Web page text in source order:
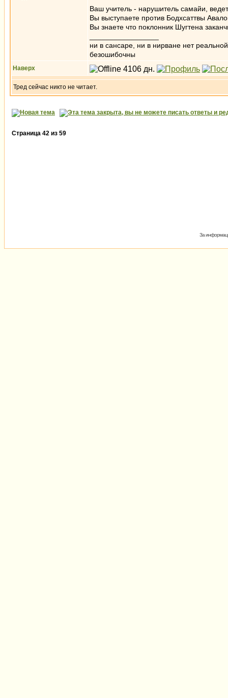
Ваш учитель - нарушитель самайи,
Вы выступаете против Бодхсаттвы
Вы знаете что поклонник Шугтена
ни в сансаре, ни в нирване нет
безошибочны
Наверх
Тред сейчас никто не читает.
Страница 42 из 59
За